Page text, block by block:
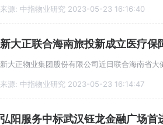
来源: 中指物业研究 2023-05-23 16:16:40
新大正联合海南旅投新成立医疗保
来源: 中指物业研究 2023-05-23 16:14:47
弘阳服务中标武汉钰龙金融广场